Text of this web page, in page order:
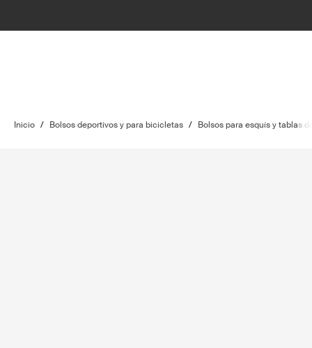
Inicio / Bolsos deportivos y para bicicletas / Bolsos para esquís y tablas